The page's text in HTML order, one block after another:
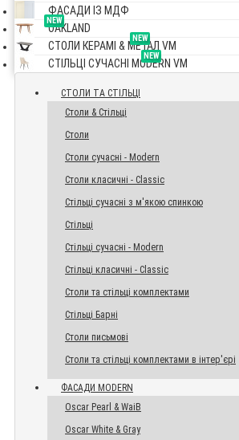
ФАСАДИ ІЗ МДФ
NEW
OAKLAND
NEW
СТОЛИ КЕРАМІ & МЕТАЛ VM
NEW
СТІЛЬЦІ СУЧАСНІ MODERN VM
СТОЛИ ТА СТІЛЬЦІ
Столи & Стільці
Столи
Столи сучасні - Modern
Столи класичні - Classic
Стільці сучасні з м'якою спинкою
Стільці
Стільці сучасні - Modern
Стільці класичні - Classic
Столи та стільці комплектами
Стільці Барні
Столи письмові
Столи та стільці комплектами в інтер'єрі
ФАСАДИ MODERN
Oscar Pearl & WaiB
Oscar White & Gray